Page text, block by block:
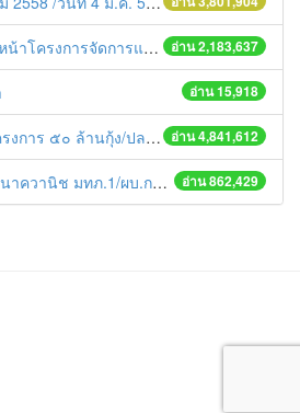
อ่าน 2,183,637
ารแก้ไขปัญหาขยะ สัปดาห์ที่ 9/2558
อ่าน 15,918
อ่าน 4,841,612
กุ้ง/ปลา ฟื้นชีวิตใหม่ให้เจ้าพระยา
อ่าน 862,429
ะ ในการตรวจเยี่ยมศูนย์ดำรงธรรมจังหวัดพระนครศรีอยุธยา